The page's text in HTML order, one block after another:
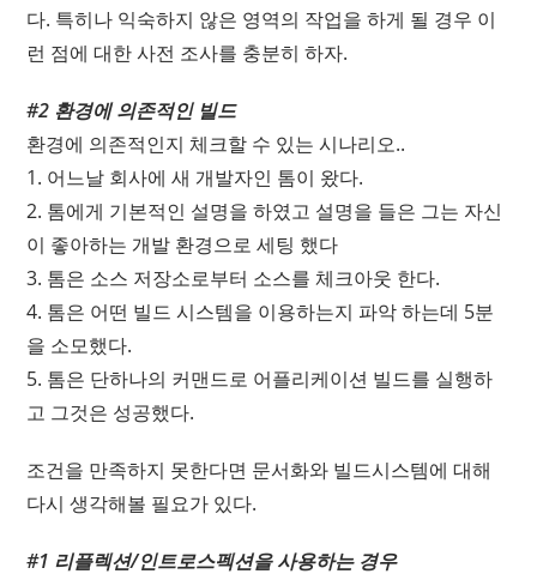
다. 특히나 익숙하지 않은 영역의 작업을 하게 될 경우 이
런 점에 대한 사전 조사를 충분히 하자.
#2 환경에 의존적인 빌드
환경에 의존적인지 체크할 수 있는 시나리오..
1. 어느날 회사에 새 개발자인 톰이 왔다.
2. 톰에게 기본적인 설명을 하였고 설명을 들은 그는 자신
이 좋아하는 개발 환경으로 세팅 했다
3. 톰은 소스 저장소로부터 소스를 체크아웃 한다.
4. 톰은 어떤 빌드 시스템을 이용하는지 파악 하는데 5분
을 소모했다.
5. 톰은 단하나의 커맨드로 어플리케이션 빌드를 실행하
고 그것은 성공했다.
조건을 만족하지 못한다면 문서화와 빌드시스템에 대해
다시 생각해볼 필요가 있다.
#1 리플렉션/인트로스펙션을 사용하는 경우